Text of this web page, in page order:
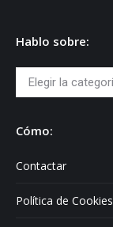
Hablo sobre:
Hablo
sobre:
Cómo:
Contactar
Política de Cookies